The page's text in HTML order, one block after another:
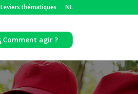
Leviers thématiques NL
Comment agir ?